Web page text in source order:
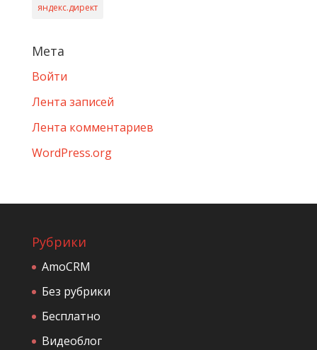
яндекс.директ
Мета
Войти
Лента записей
Лента комментариев
WordPress.org
Рубрики
AmoCRM
Без рубрики
Бесплатно
Видеоблог